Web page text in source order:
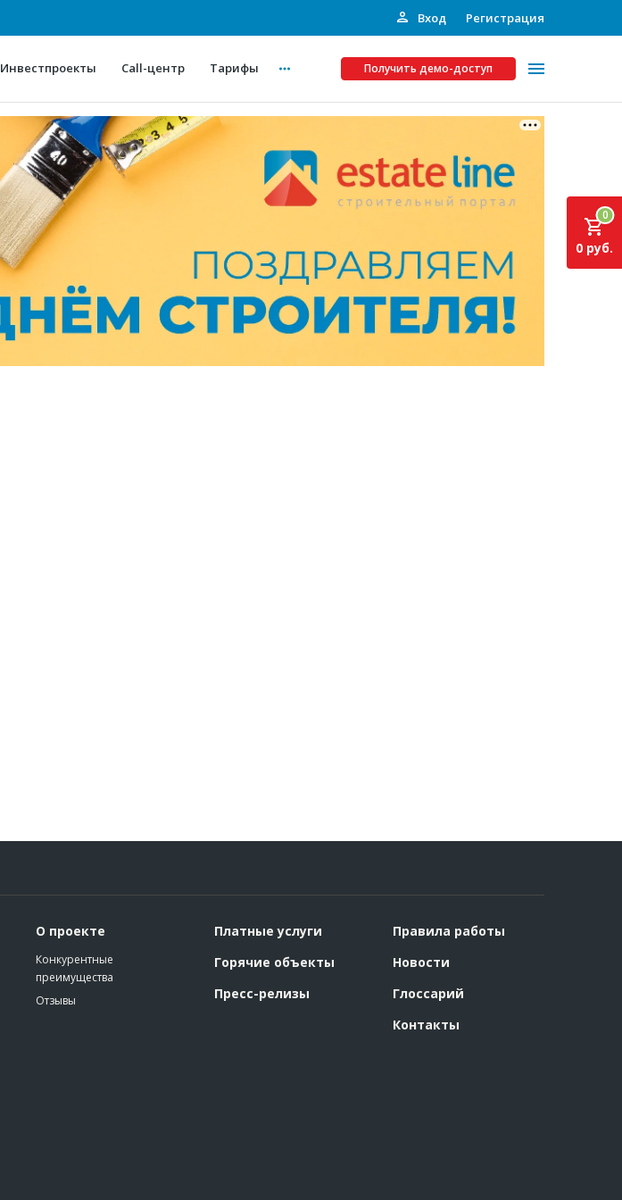
Вход Регистрация
Инвестпроекты Call-центр Тарифы Получить демо-доступ
О проекте
Конкурентные преимущества
Горячие объекты
Глоссарий
Платные услуги
Рекламодателям
Инвестпроекты
Подписка на Базу
0
0 руб.
О проекте
Конкурентные
преимущества
Отзывы
Платные услуги
Горячие объекты
Пресс-релизы
Правила работы
Новости
Глоссарий
Контакты